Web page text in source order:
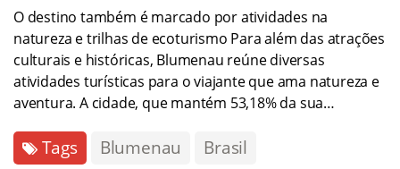
O destino também é marcado por atividades na
natureza e trilhas de ecoturismo Para além das atrações
culturais e históricas, Blumenau reúne diversas
atividades turísticas para o viajante que ama natureza e
aventura. A cidade, que mantém 53,18% da sua…
Tags Blumenau
Brasil